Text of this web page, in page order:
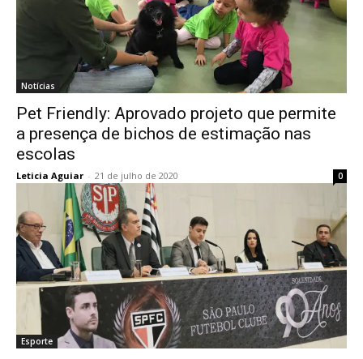
Notícias
Pet Friendly: Aprovado projeto que permite
a presença de bichos de estimação nas
escolas
Leticia Aguiar - 21 de julho de 2020 0
Esporte